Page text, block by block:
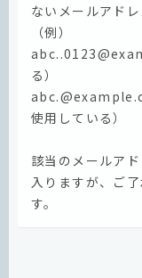
ないメールアド
（例）
る）
使用している）
該当のメールア
入りますが、ご
す。